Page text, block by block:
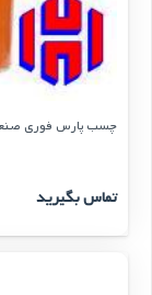
چسب پارس فوری صنعتی
تماس بگیرید